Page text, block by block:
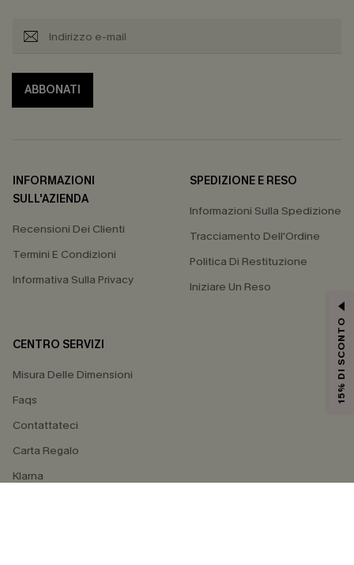
ABBONATI
INFORMAZIONI
SULL'AZIENDA
Recensioni Dei Clienti
Termini E Condizioni
Informativa Sulla Privacy
SPEDIZIONE E RESO
Informazioni Sulla Spedizione
Tracciamento Dell'Ordine
Politica Di Restituzione
Iniziare Un Reso
CENTRO SERVIZI
Misura Delle Dimensioni
Faqs
Contattateci
Carta Regalo
Klarna
15% DI SCONTO